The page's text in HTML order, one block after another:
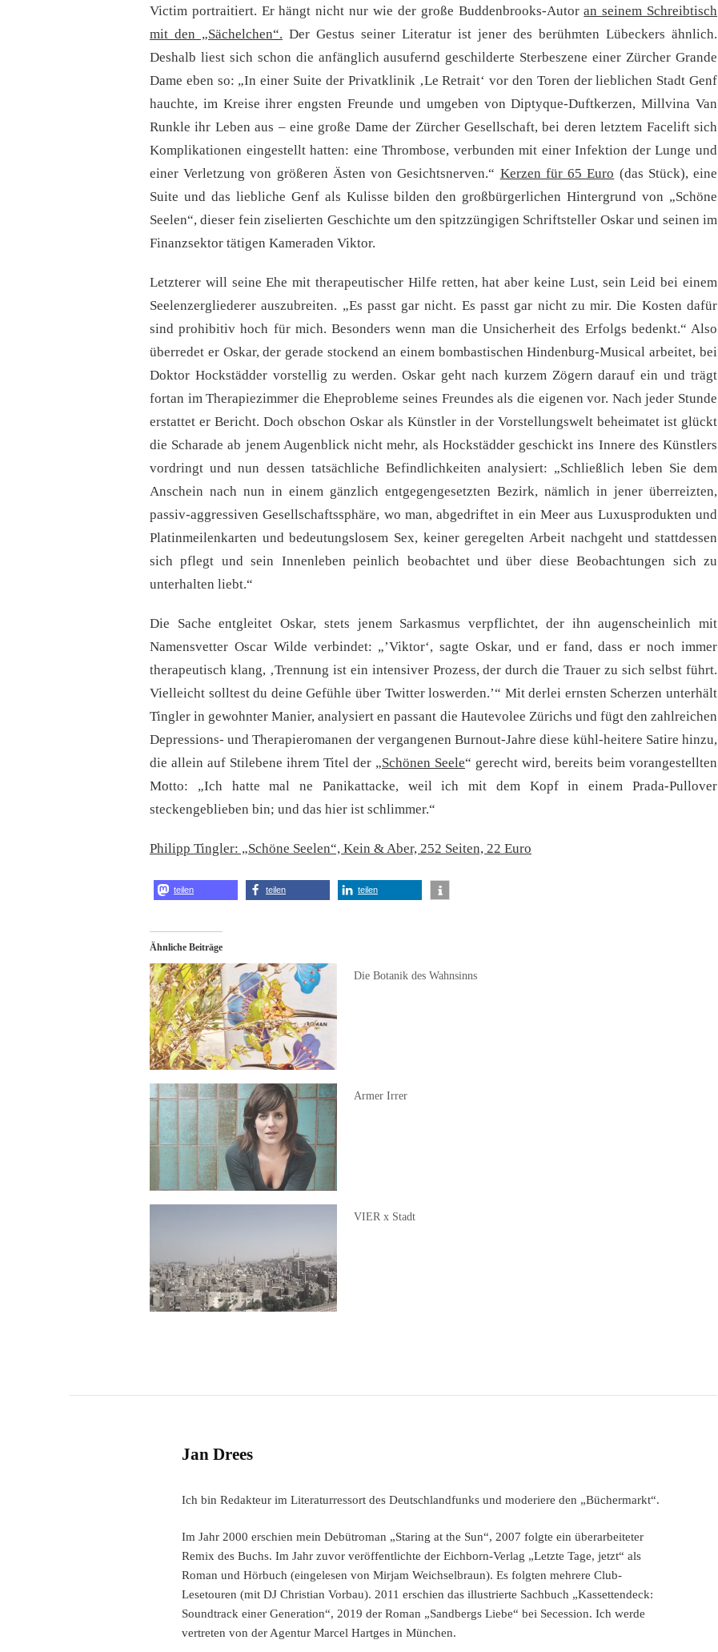
Victim portraitiert. Er hängt nicht nur wie der große Buddenbrooks-Autoran seinem Schreibtisch
mit den „Sächelchen“. Der Gestus seiner Literatur ist jener des berühmten Lübeckers ähnlich.
Deshalb liest sich schon die anfänglich ausufernd geschilderte Sterbeszene einer Zürcher Grande
Dame eben so: „In einer Suite der Privatklinik ‚Le Retrait‘ vor den Toren der lieblichen Stadt Genf
hauchte, im Kreise ihrer engsten Freunde und umgeben von Diptyque-Duftkerzen, Millvina Van
Runkle ihr Leben aus – eine große Dame der Zürcher Gesellschaft, bei deren letztem Facelift sich
Komplikationen eingestellt hatten: eine Thrombose, verbunden mit einer Infektion der Lunge und
einer Verletzung von größeren Ästen von Gesichtsnerven.“ Kerzen für 65 Euro (das Stück), eine
Suite und das liebliche Genf als Kulisse bilden den großbürgerlichen Hintergrund von „Schöne
Seelen“, dieser fein ziselierten Geschichte um den spitzzüngigen Schriftsteller Oskar und seinen im
Finanzsektor tätigen Kameraden Viktor.
Letzterer will seine Ehe mit therapeutischer Hilfe retten, hat aber keine Lust, sein Leid bei einem
Seelenzergliederer auszubreiten. „Es passt gar nicht. Es passt gar nicht zu mir. Die Kosten dafür
sind prohibitiv hoch für mich. Besonders wenn man die Unsicherheit des Erfolgs bedenkt.“ Also
überredet er Oskar, der gerade stockend an einem bombastischen Hindenburg-Musical arbeitet, bei
Doktor Hockstädder vorstellig zu werden. Oskar geht nach kurzem Zögern darauf ein und trägt
fortan im Therapiezimmer die Eheprobleme seines Freundes als die eigenen vor. Nach jeder Stunde
erstattet er Bericht. Doch obschon Oskar als Künstler in der Vorstellungswelt beheimatet ist glückt
die Scharade ab jenem Augenblick nicht mehr, als Hockstädder geschickt ins Innere des Künstlers
vordringt und nun dessen tatsächliche Befindlichkeiten analysiert: „Schließlich leben Sie dem
Anschein nach nun in einem gänzlich entgegengesetzten Bezirk, nämlich in jener überreizten,
passiv-aggressiven Gesellschaftssphäre, wo man, abgedriftet in ein Meer aus Luxusprodukten und
Platinmeilenkarten und bedeutungslosem Sex, keiner geregelten Arbeit nachgeht und stattdessen
sich pflegt und sein Innenleben peinlich beobachtet und über diese Beobachtungen sich zu
unterhalten liebt.“
Die Sache entgleitet Oskar, stets jenem Sarkasmus verpflichtet, der ihn augenscheinlich mit
Namensvetter Oscar Wilde verbindet: „’Viktor‘, sagte Oskar, und er fand, dass er noch immer
therapeutisch klang, ‚Trennung ist ein intensiver Prozess, der durch die Trauer zu sich selbst führt.
Vielleicht solltest du deine Gefühle über Twitter loswerden.’“ Mit derlei ernsten Scherzen unterhält
Tingler in gewohnter Manier, analysiert en passant die Hautevolee Zürichs und fügt den zahlreichen
Depressions- und Therapieromanen der vergangenen Burnout-Jahre diese kühl-heitere Satire hinzu,
die allein auf Stilebene ihrem Titel der „Schönen Seele“ gerecht wird, bereits beim vorangestellten
Motto: „Ich hatte mal ne Panikattacke, weil ich mit dem Kopf in einem Prada-Pullover
steckengeblieben bin; und das hier ist schlimmer.“
Philipp Tingler: „Schöne Seelen“, Kein & Aber, 252 Seiten, 22 Euro
teilen teilen teilen
Ähnliche Beiträge
Die Botanik des Wahnsinns
Armer Irrer
VIER x Stadt
Jan Drees
Ich bin Redakteur im Literaturressort des Deutschlandfunks und moderiere den „Büchermarkt“.
Im Jahr 2000 erschien mein Debütroman „Staring at the Sun“, 2007 folgte ein überarbeiteter
Remix des Buchs. Im Jahr zuvor veröffentlichte der Eichborn-Verlag „Letzte Tage, jetzt“ als
Roman und Hörbuch (eingelesen von Mirjam Weichselbraun). Es folgten mehrere Club-
Lesetouren (mit DJ Christian Vorbau). 2011 erschien das illustrierte Sachbuch „Kassettendeck:
Soundtrack einer Generation“, 2019 der Roman „Sandbergs Liebe“ bei Secession. Ich werde
vertreten von der Agentur Marcel Hartges in München.